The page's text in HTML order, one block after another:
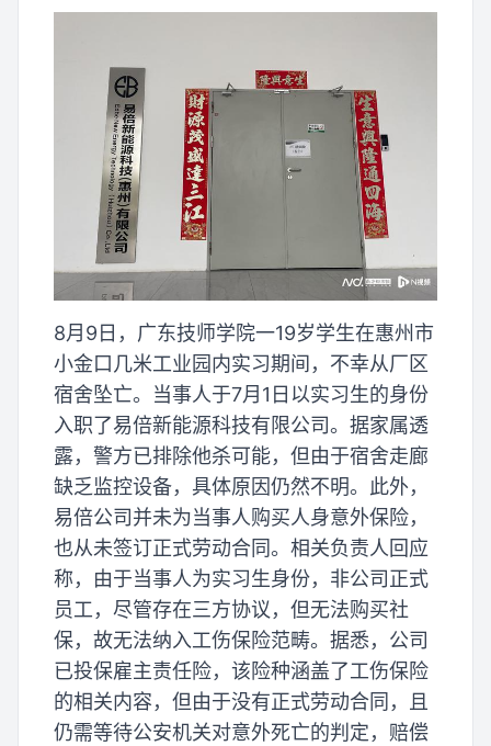
8月9日，广东技师学院一19岁学生在惠州市
小金口几米工业园内实习期间，不幸从厂区
宿舍坠亡。当事人于7月1日以实习生的身份
入职了易倍新能源科技有限公司。据家属透
露，警方已排除他杀可能，但由于宿舍走廊
缺乏监控设备，具体原因仍然不明。此外，
易倍公司并未为当事人购买人身意外保险，
也从未签订正式劳动合同。相关负责人回应
称，由于当事人为实习生身份，非公司正式
员工，尽管存在三方协议，但无法购买社
保，故无法纳入工伤保险范畴。据悉，公司
已投保雇主责任险，该险种涵盖了工伤保险
的相关内容，但由于没有正式劳动合同，且
仍需等待公安机关对意外死亡的判定，赔偿